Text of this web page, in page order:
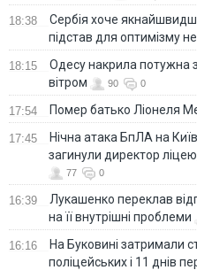
18:38
Сербія хоче
підстав для оптимізму
18:15
Одесу накрила потужна
вітром
90 0
17:54 Помер батько Ліонеля
17:45
Нічна атака БпЛА на
загинули директор
77 0
16:39
Лукашенко переклав
на її внутрішні проблеми
16:16
На Буковині затримали
поліцейських і 11 днів